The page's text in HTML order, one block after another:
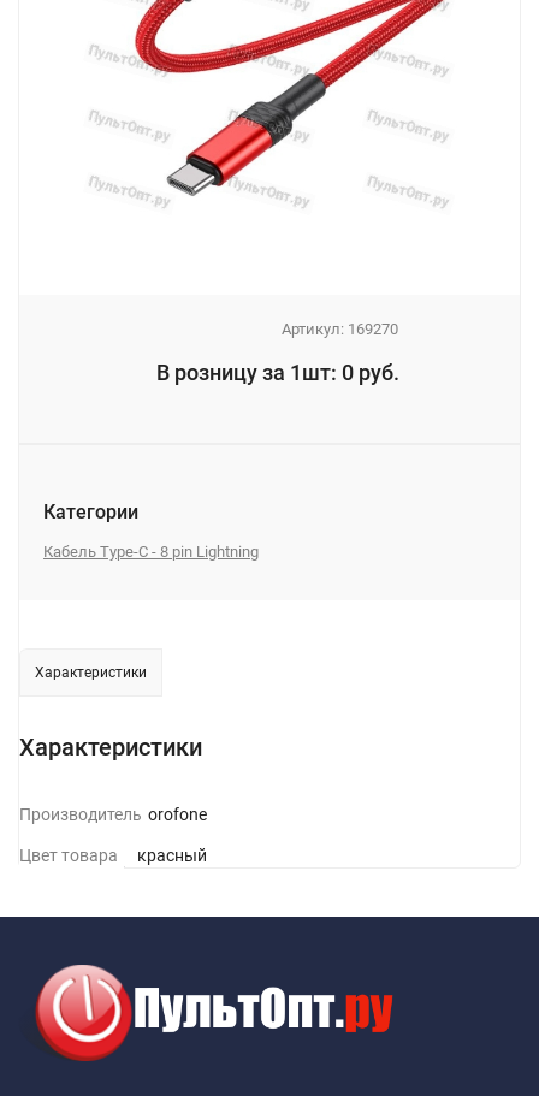
Артикул: 169270
В розницу за 1шт: 0 руб.
Категории
Кабель Type-C - 8 pin Lightning
Характеристики
Характеристики
ПроизводительBorofone
Цвет товара красный